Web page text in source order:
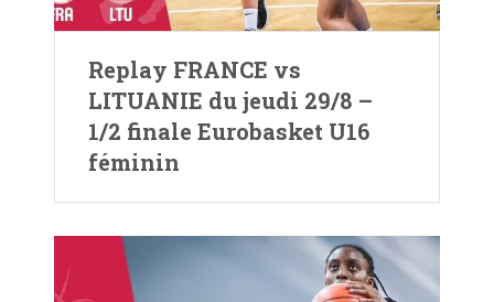
Replay FRANCE vs
LITUANIE du jeudi 29/8 –
1/2 finale Eurobasket U16
féminin